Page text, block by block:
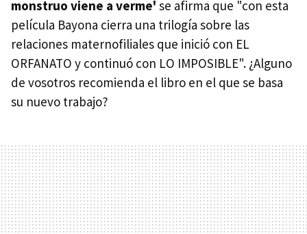
monstruo viene a verme' se afirma que "con esta
película Bayona cierra una trilogía sobre las
relaciones maternofiliales que inició con EL
ORFANATO y continuó con LO IMPOSIBLE". ¿Alguno
de vosotros recomienda el libro en el que se basa
su nuevo trabajo?